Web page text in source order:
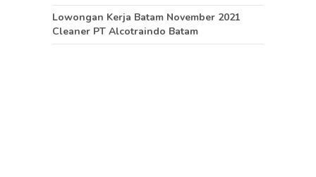
Lowongan Kerja Batam November 2021
Cleaner PT Alcotraindo Batam